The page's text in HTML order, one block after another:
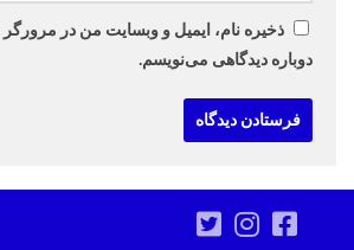
ذخیره نام، ایمیل و وبسایت من در
دوباره دیدگاهی می‌نویسم.